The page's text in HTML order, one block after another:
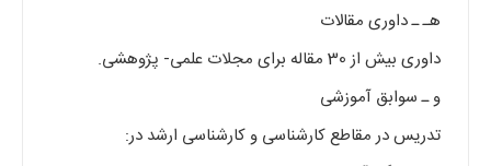
هـ ـ داوری مقالات
داوری بیش از 30 مقاله برای مجلات علمی- پژوهشی.
و ـ سوابق آموزشی
تدریس در مقاطع کارشناسی و کارشناسی ارشد در: